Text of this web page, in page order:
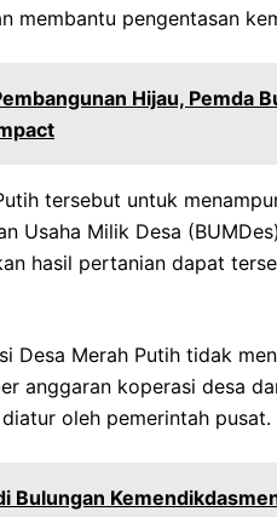
membantu pengentasan
Hijau, Pemda
tersebut untuk
Usaha Milik Desa
hasil pertanian dapat
Desa Merah Putih tidak
anggaran koperasi desa
oleh pemerintah pusat.
Bulungan